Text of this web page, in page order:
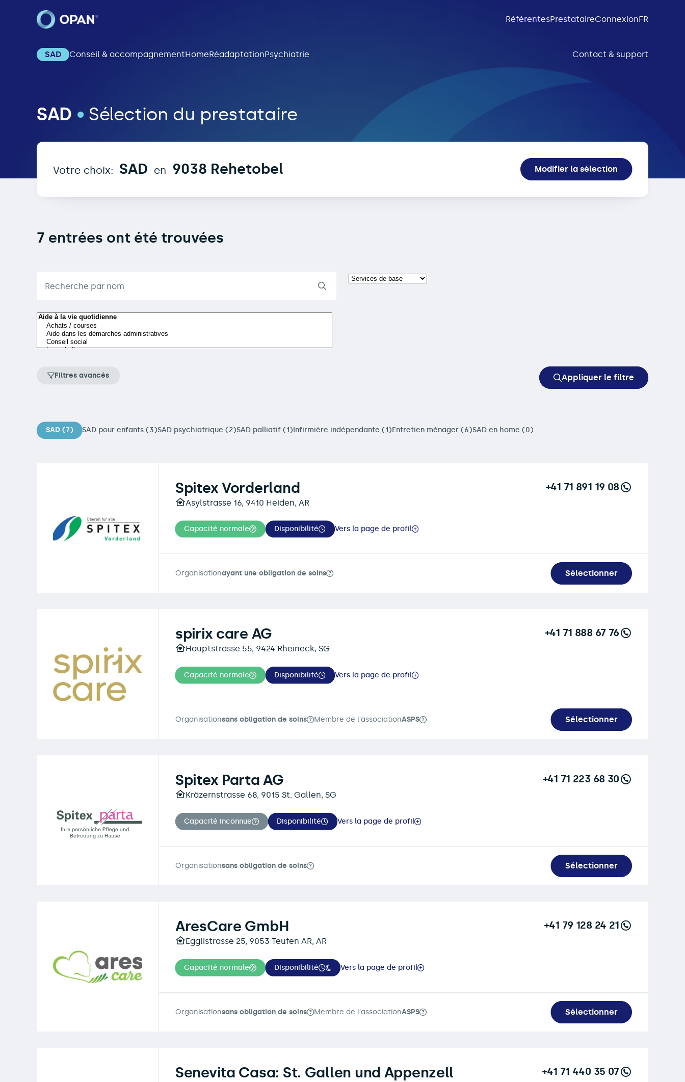
RéférentesPrestataireConnexionFR
SAD Conseil & accompagnementHomeRéadaptationPsychiatrie Contact & support
SAD • Sélection du prestataire
Votre choix: SAD en 9038 Rehetobel Modifier la sélection
7 entrées ont été trouvées
Filtres avancés Appliquer le filtre
SAD (7) SAD pour enfants (3)SAD psychiatrique (2)SAD palliatif (1)Infirmière indépendante (1)Entretien ménager (6)SAD en home (0)
Spitex Vorderland
Asylstrasse 16, 9410 Heiden, AR
+41 71 891 19 08
Capacité normale Disponibilité Vers la page de profil
Organisationayant une obligation de soins Sélectionner
spirix care AG
Hauptstrasse 55, 9424 Rheineck, SG
+41 71 888 67 76
Capacité normale Disponibilité Vers la page de profil
Organisationsans obligation de soins Membre de l'associationASPS Sélectionner
Spitex Parta AG
Kräzernstrasse 68, 9015 St. Gallen, SG
+41 71 223 68 30
Capacité inconnue Disponibilité Vers la page de profil
Organisationsans obligation de soins Sélectionner
AresCare GmbH
Egglistrasse 25, 9053 Teufen AR, AR
+41 79 128 24 21
Capacité normale Disponibilité Vers la page de profil
Organisationsans obligation de soins Membre de l'associationASPS Sélectionner
Senevita Casa: St. Gallen und Appenzell +41 71 440 35 07